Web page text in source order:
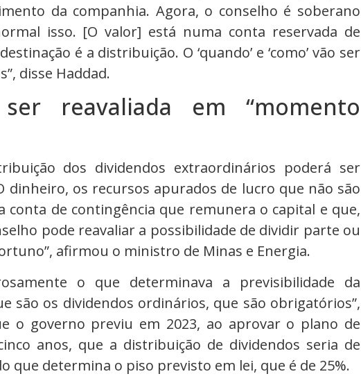
da companhia. Agora, o conselho é soberano
isso. [O valor] está numa conta reservada de
é a distribuição. O ‘quando’ e ‘como’ vão ser
disse Haddad.
reavaliada em “momento
dos dividendos extraordinários poderá ser
dinheiro, os recursos apurados de lucro que não são
de contingência que remunera o capital e que,
pode reavaliar a possibilidade de dividir parte ou
afirmou o ministro de Minas e Energia.
o que determinava a previsibilidade da
são os dividendos ordinários, que são obrigatórios”,
o governo previu em 2023, ao aprovar o plano de
anos, que a distribuição de dividendos seria de
que determina o piso previsto em lei, que é de 25%.